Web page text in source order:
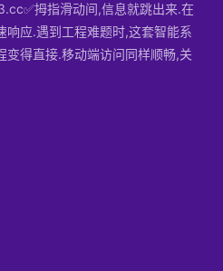
拇指滑动间,信息就跳出来.在
响应.遇到工程难题时,这套智能系
变得直接.移动端访问同样顺畅,关